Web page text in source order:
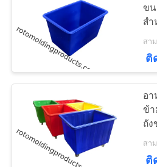
ติดต่อ
ใบ
ภาชนะยูโร
ขน
สำ
ติ
อา
ข้า
ถัง
ติ